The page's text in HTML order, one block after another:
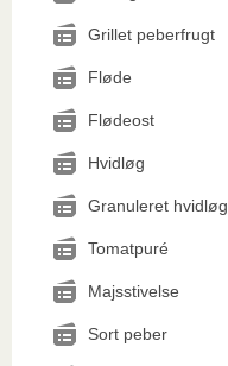
Grillet peberfrugt
Fløde
Flødeost
Hvidløg
Granuleret hvidløg
Tomatpuré
Majsstivelse
Sort peber